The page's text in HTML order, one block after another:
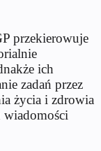
przekierowuje
ich
zadań przez
życia i zdrowia
wiadomości